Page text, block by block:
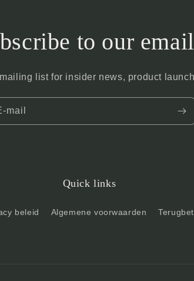
to our
list for insider news, product
Quick links
beleid Algemene voorwaarden